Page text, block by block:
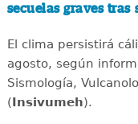
secuelas graves tras
El clima persistirá
agosto, según
Sismología,
(Insivumeh).